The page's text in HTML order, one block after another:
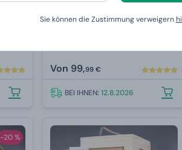
Sie können die Zustimmung verweigern
Von 99,99 €
BEI IHNEN: 12.8.2026
-20 %